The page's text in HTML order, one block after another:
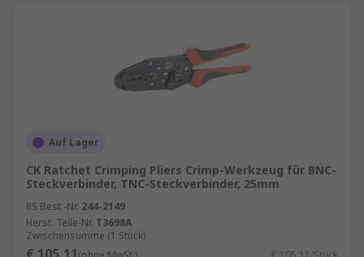
Auf Lager
CK Ratchet Crimping Pliers Crimp-Werkzeug für BNC-
Steckverbinder, TNC-Steckverbinder, 25mm
RS Best.-Nr. 244-2149
Herst. Teile-Nr. T3698A
Zwischensumme (1 Stück)